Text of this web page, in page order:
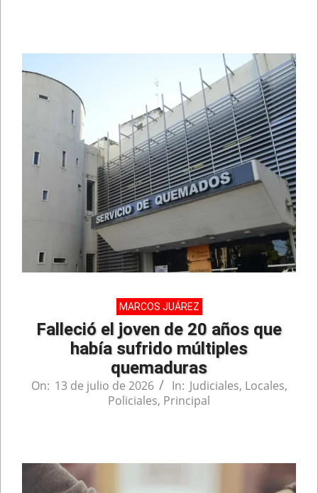
MARCOS JUÁREZ
Falleció el joven de 20 años que
había sufrido múltiples
quemaduras
On: 13 de julio de 2026 In: Judiciales, Locales,
Policiales, Principal